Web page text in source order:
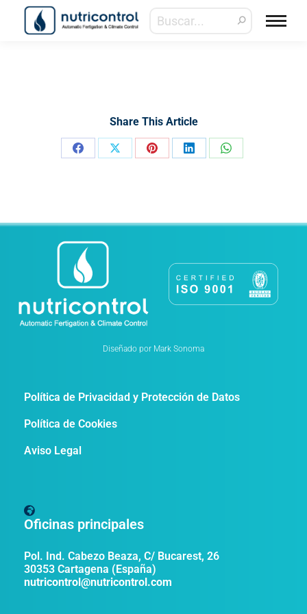
Share This Article
Diseñado por Mark Sonoma
Política de Privacidad y Protección de Datos
Política de Cookies
Aviso Legal
Oficinas principales
Pol. Ind. Cabezo Beaza, C/ Bucarest, 26
30353 Cartagena (España)
nutricontrol@nutricontrol.com